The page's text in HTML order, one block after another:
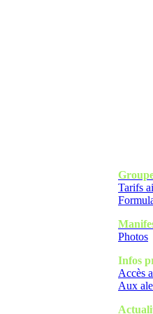
Tarifs
Photos
Infos
Accès
Aux